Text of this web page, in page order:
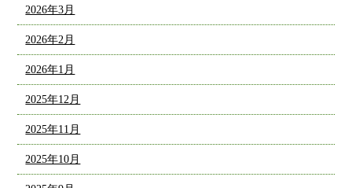
2026年3月
2026年2月
2026年1月
2025年12月
2025年11月
2025年10月